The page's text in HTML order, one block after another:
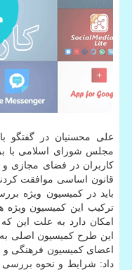
علی محسنیان در گفتگو
مجلس شورای اسلامی با
کاربران در فضای مجازی و
قانون اساسی موافقت
باید در کمیسیون ویژه
ترکیب این کمیسیون ویژه
امکان دارد به علت این
این طرح کمیسیون اصلی
اعضای کمیسیون فرهنگی و
داد: شرایط و نحوه